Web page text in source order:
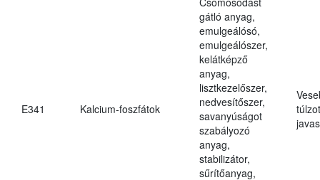
E341 Kalcium-foszfátok
gátló anyag,
emulgeálósó,
emulgeálószer,
kelátképző
anyag,
lisztkezelőszer,
nedvesítőszer,
savanyúságot
szabályozó
anyag,
stabilizátor,
sűrítőanyag,